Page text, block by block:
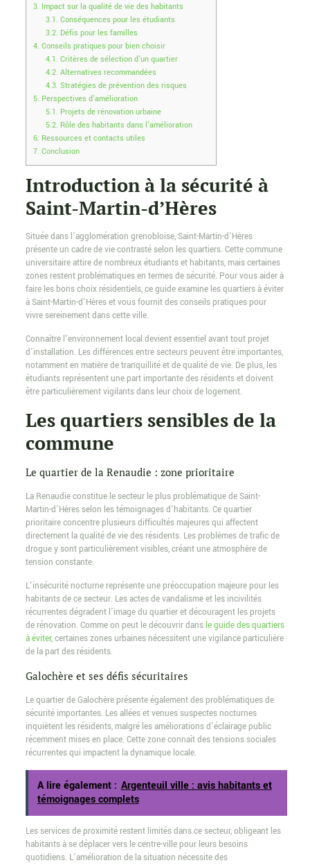
3. Impact sur la qualité de vie des habitants
3.1. Conséquences pour les étudiants
3.2. Défis pour les familles
4. Conseils pratiques pour bien choisir
4.1. Critères de sélection d’un quartier
4.2. Alternatives recommandées
4.3. Stratégies de prévention des risques
5. Perspectives d’amélioration
5.1. Projets de rénovation urbaine
5.2. Rôle des habitants dans l’amélioration
6. Ressources et contacts utiles
7. Conclusion
Introduction à la sécurité à
Saint-Martin-d’Hères
Située dans l’agglomération grenobloise, Saint-Martin-d’Hères
présente un cadre de vie contrasté selon les quartiers. Cette commune
universitaire attire de nombreux étudiants et habitants, mais certaines
zones restent problématiques en termes de sécurité. Pour vous aider à
faire les bons choix résidentiels, ce guide examine les quartiers à éviter
à Saint-Martin-d’Hères et vous fournit des conseils pratiques pour
vivre sereinement dans cette ville.
Connaître l’environnement local devient essentiel avant tout projet
d’installation. Les différences entre secteurs peuvent être importantes,
notamment en matière de tranquillité et de qualité de vie. De plus, les
étudiants représentent une part importante des résidents et doivent
être particulièrement vigilants dans leur choix de logement.
Les quartiers sensibles de la
commune
Le quartier de la Renaudie : zone prioritaire
La Renaudie constitue le secteur le plus problématique de Saint-
Martin-d’Hères selon les témoignages d’habitants. Ce quartier
prioritaire concentre plusieurs difficultés majeures qui affectent
directement la qualité de vie des résidents. Les problèmes de trafic de
drogue y sont particulièrement visibles, créant une atmosphère de
tension constante.
L’insécurité nocturne représente une préoccupation majeure pour les
habitants de ce secteur. Les actes de vandalisme et les incivilités
récurrentes dégradent l’image du quartier et découragent les projets
de rénovation. Comme on peut le découvrir dans le guide des quartiers
à éviter, certaines zones urbaines nécessitent une vigilance particulière
de la part des résidents.
Galochère et ses défis sécuritaires
Le quartier de Galochère présente également des problématiques de
sécurité importantes. Les allées et venues suspectes nocturnes
inquiètent les résidents, malgré les améliorations d’éclairage public
récemment mises en place. Cette zone connaît des tensions sociales
récurrentes qui impactent la dynamique locale.
A lire également : Argenteuil ville : avis habitants et
témoignages complets
Les services de proximité restent limités dans ce secteur, obligeant les
habitants à se déplacer vers le centre-ville pour leurs besoins
quotidiens. L’amélioration de la situation nécessite des